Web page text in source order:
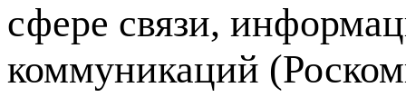
сфере связи,
коммуникаций